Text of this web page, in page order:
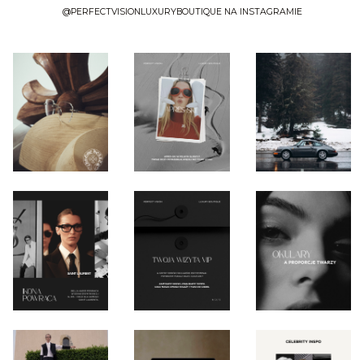
@PERFECTVISIONLUXURYBOUTIQUE NA INSTAGRAMIE